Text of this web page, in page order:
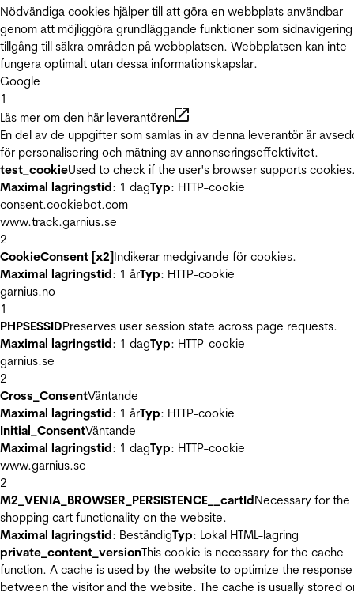
Nödvändiga cookies hjälper till att göra en webbplats användbar
genom att möjliggöra grundläggande funktioner som
tillgång till säkra områden på webbplatsen. Webbplatsen kan inte
fungera optimalt utan dessa informationskapslar.
Google
1
Läs mer om den här leverantören
En del av de uppgifter som samlas in av denna leverantör är
för personalisering och mätning av annonseringseffektivitet.
test_cookieUsed to check if the user's browser supports
Maximal lagringstid: 1 dagTyp: HTTP-cookie
consent.cookiebot.com
www.track.garnius.se
2
CookieConsent [x2]Indikerar medgivande för cookies.
Maximal lagringstid: 1 årTyp: HTTP-cookie
garnius.no
1
PHPSESSIDPreserves user session state across page requests.
Maximal lagringstid: 1 dagTyp: HTTP-cookie
garnius.se
2
Cross_ConsentVäntande
Maximal lagringstid: 1 årTyp: HTTP-cookie
Initial_ConsentVäntande
Maximal lagringstid: 1 dagTyp: HTTP-cookie
www.garnius.se
2
M2_VENIA_BROWSER_PERSISTENCE__cartIdNecessary for the
shopping cart functionality on the website.
Maximal lagringstid: BeständigTyp: Lokal HTML-lagring
private_content_versionThis cookie is necessary for the cache
function. A cache is used by the website to optimize the
between the visitor and the website. The cache is usually stored